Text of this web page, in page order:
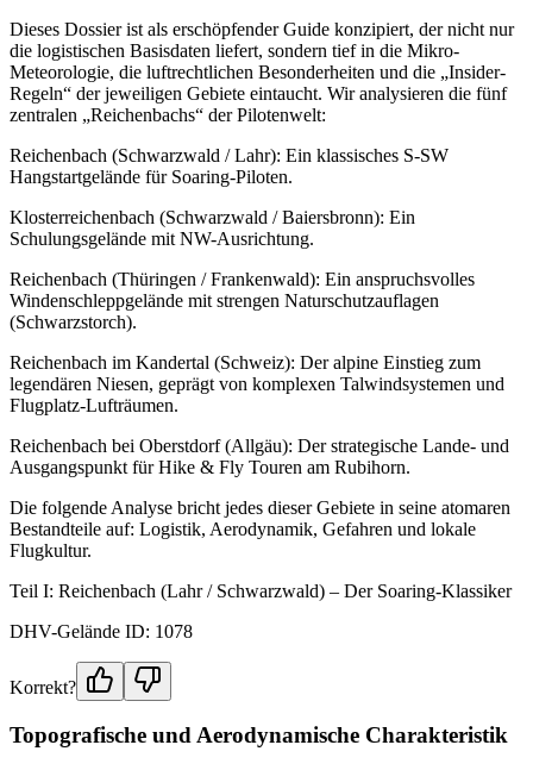
Dieses Dossier ist als erschöpfender Guide konzipiert, der nicht nur
die logistischen Basisdaten liefert, sondern tief in die Mikro-
Meteorologie, die luftrechtlichen Besonderheiten und die „Insider-
Regeln“ der jeweiligen Gebiete eintaucht. Wir analysieren die fünf
zentralen „Reichenbachs“ der Pilotenwelt:
Reichenbach (Schwarzwald / Lahr): Ein klassisches S-SW
Hangstartgelände für Soaring-Piloten.
Klosterreichenbach (Schwarzwald / Baiersbronn): Ein
Schulungsgelände mit NW-Ausrichtung.
Reichenbach (Thüringen / Frankenwald): Ein anspruchsvolles
Windenschleppgelände mit strengen Naturschutzauflagen
(Schwarzstorch).
Reichenbach im Kandertal (Schweiz): Der alpine Einstieg zum
legendären Niesen, geprägt von komplexen Talwindsystemen und
Flugplatz-Lufträumen.
Reichenbach bei Oberstdorf (Allgäu): Der strategische Lande- und
Ausgangspunkt für Hike & Fly Touren am Rubihorn.
Die folgende Analyse bricht jedes dieser Gebiete in seine atomaren
Bestandteile auf: Logistik, Aerodynamik, Gefahren und lokale
Flugkultur.
Teil I: Reichenbach (Lahr / Schwarzwald) – Der Soaring-Klassiker
DHV-Gelände ID: 1078
Korrekt?
Topografische und Aerodynamische Charakteristik